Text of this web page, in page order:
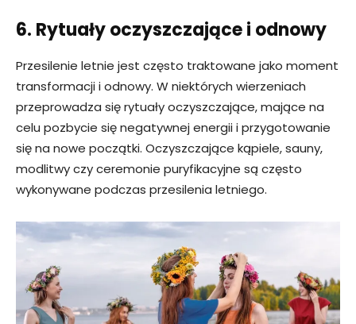
6. Rytuały oczyszczające i odnowy
Przesilenie letnie jest często traktowane jako moment
transformacji i odnowy. W niektórych wierzeniach
przeprowadza się rytuały oczyszczające, mające na
celu pozbycie się negatywnej energii i przygotowanie
się na nowe początki. Oczyszczające kąpiele, sauny,
modlitwy czy ceremonie puryfikacyjne są często
wykonywane podczas przesilenia letniego.